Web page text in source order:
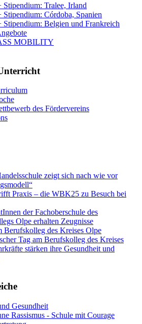
Stipendium: Tralee, Irland
Stipendium: Córdoba, Spanien
Stipendium: Belgien und Frankreich
MOBILITY
des Fördervereins
zeigt sich nach wie vor
Praxis – die WBK25 zu Besuch bei
der Fachoberschule des
Olpe erhalten Zeugnisse
Berufskolleg des Kreises Olpe
Tag am Berufskolleg des Kreises
stärken ihre Gesundheit und
Gesundheit
Rassismus - Schule mit Courage